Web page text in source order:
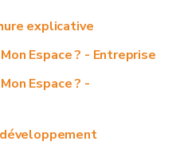
le formulaire de
l'investissement
audit AMUREBA.
explicative
Espace ? - Entreprise
Espace ? -